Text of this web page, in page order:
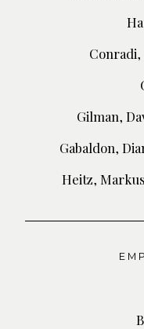
Conradi,
Gilman,
Gabaldon,
Heitz,